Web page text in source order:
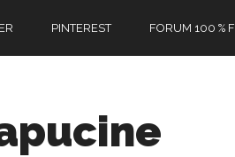
PINTEREST FORUM 100 %